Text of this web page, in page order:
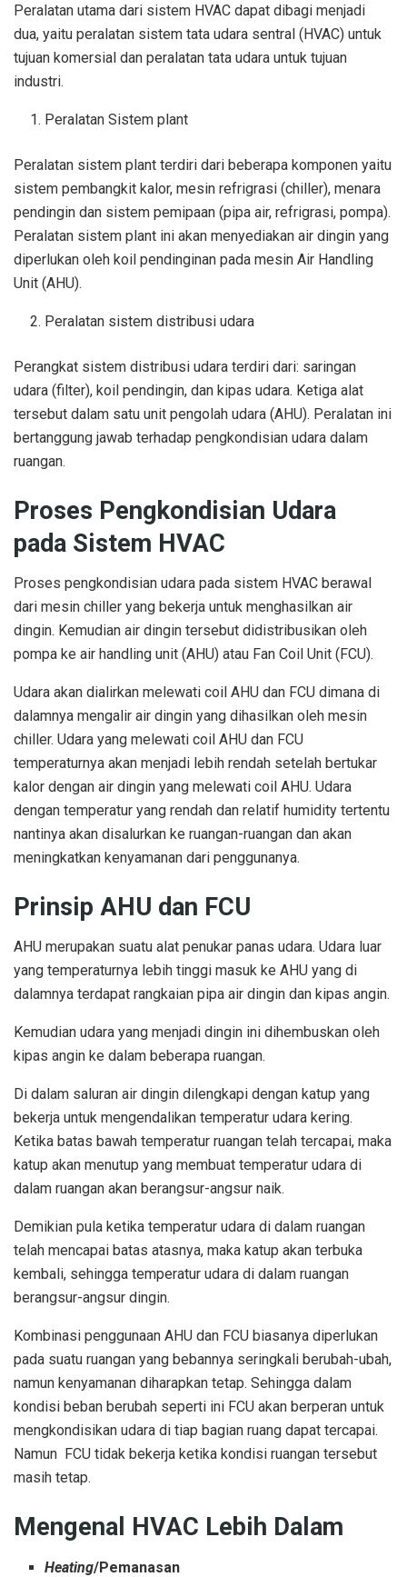
Peralatan utama dari sistem HVAC dapat dibagi menjadi
dua, yaitu peralatan sistem tata udara sentral (HVAC) untuk
tujuan komersial dan peralatan tata udara untuk tujuan
industri.
Peralatan Sistem plant
Peralatan sistem plant terdiri dari beberapa komponen yaitu
sistem pembangkit kalor, mesin refrigrasi (chiller), menara
pendingin dan sistem pemipaan (pipa air, refrigrasi, pompa).
Peralatan sistem plant ini akan menyediakan air dingin yang
diperlukan oleh koil pendinginan pada mesin Air Handling
Unit (AHU).
Peralatan sistem distribusi udara
Perangkat sistem distribusi udara terdiri dari: saringan
udara (filter), koil pendingin, dan kipas udara. Ketiga alat
tersebut dalam satu unit pengolah udara (AHU). Peralatan ini
bertanggung jawab terhadap pengkondisian udara dalam
ruangan.
Proses Pengkondisian Udara
pada Sistem HVAC
Proses pengkondisian udara pada sistem HVAC berawal
dari mesin chiller yang bekerja untuk menghasilkan air
dingin. Kemudian air dingin tersebut didistribusikan oleh
pompa ke air handling unit (AHU) atau Fan Coil Unit (FCU).
Udara akan dialirkan melewati coil AHU dan FCU dimana di
dalamnya mengalir air dingin yang dihasilkan oleh mesin
chiller. Udara yang melewati coil AHU dan FCU
temperaturnya akan menjadi lebih rendah setelah bertukar
kalor dengan air dingin yang melewati coil AHU. Udara
dengan temperatur yang rendah dan relatif humidity tertentu
nantinya akan disalurkan ke ruangan-ruangan dan akan
meningkatkan kenyamanan dari penggunanya.
Prinsip AHU dan FCU
AHU merupakan suatu alat penukar panas udara. Udara luar
yang temperaturnya lebih tinggi masuk ke AHU yang di
dalamnya terdapat rangkaian pipa air dingin dan kipas angin.
Kemudian udara yang menjadi dingin ini dihembuskan oleh
kipas angin ke dalam beberapa ruangan.
Di dalam saluran air dingin dilengkapi dengan katup yang
bekerja untuk mengendalikan temperatur udara kering.
Ketika batas bawah temperatur ruangan telah tercapai, maka
katup akan menutup yang membuat temperatur udara di
dalam ruangan akan berangsur-angsur naik.
Demikian pula ketika temperatur udara di dalam ruangan
telah mencapai batas atasnya, maka katup akan terbuka
kembali, sehingga temperatur udara di dalam ruangan
berangsur-angsur dingin.
Kombinasi penggunaan AHU dan FCU biasanya diperlukan
pada suatu ruangan yang bebannya seringkali berubah-ubah,
namun kenyamanan diharapkan tetap. Sehingga dalam
kondisi beban berubah seperti ini FCU akan berperan untuk
mengkondisikan udara di tiap bagian ruang dapat tercapai.
Namun FCU tidak bekerja ketika kondisi ruangan tersebut
masih tetap.
Mengenal HVAC Lebih Dalam
Heating/Pemanasan